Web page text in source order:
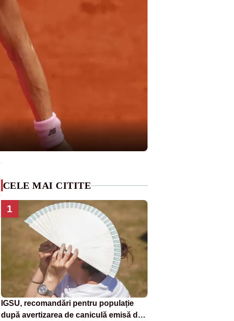
CELE MAI CITITE
1
IGSU, recomandări pentru populație
după avertizarea de caniculă emisă de